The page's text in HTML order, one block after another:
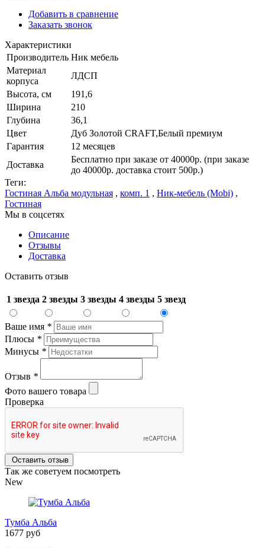
Добавить в сравнение
Заказать звонок
Характеристики
Производитель Ник мебель
Материал
корпуса
ЛДСП
Высота, см
191,6
Ширина
210
Глубина
36,1
Цвет
Дуб Золотой CRAFT,Белый премиум
Гарантия
12 месяцев
Доставка
Бесплатно при заказе от 40000р. (при заказе
до 40000р. доставка стоит 500р.)
Теги:
Гостиная Альба модульная , комп. 1 , Ник-мебель (Mobi) ,
Гостиная
Мы в соцсетях
Описание
Отзывы
Доставка
Оставить отзыв
1 звезда 2 звезды 3 звезды 4 звезды 5 звезд
Ваше имя *
Плюсы *
Минусы *
Отзыв *
Фото вашего товара
Проверка
Оставить отзыв
Так же советуем посмотреть
New
Тумба Альба
1677 руб